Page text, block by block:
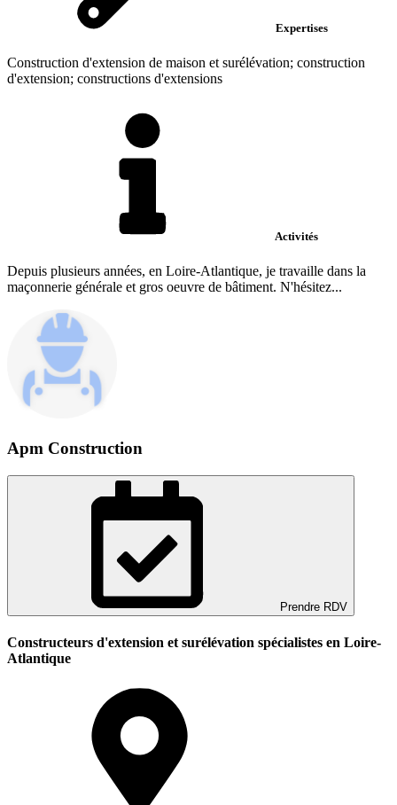
Expertises
Construction d'extension de maison et surélévation; construction
d'extension; constructions d'extensions
Activités
Depuis plusieurs années, en Loire-Atlantique, je travaille dans la
maçonnerie générale et gros oeuvre de bâtiment. N'hésitez...
Apm Construction
Prendre RDV
Constructeurs d'extension et surélévation spécialistes en Loire-
Atlantique